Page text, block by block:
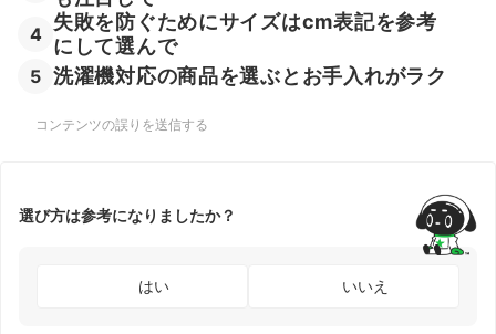
4
失敗を防ぐためにサイズはcm表記を参考
にして選んで
5 洗濯機対応の商品を選ぶとお手入れがラク
コンテンツの誤りを送信する
選び方は参考になりましたか？
はい いいえ